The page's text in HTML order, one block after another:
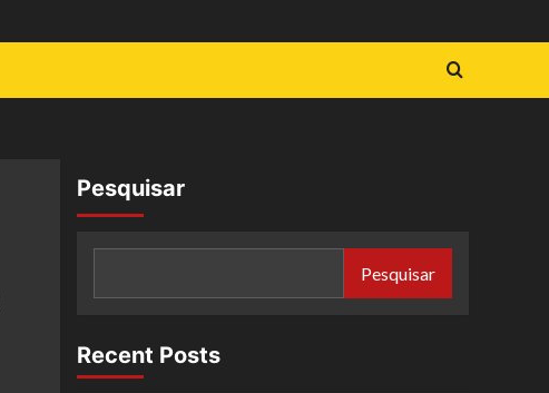
Pesquisar
Pesquisar
Recent Posts